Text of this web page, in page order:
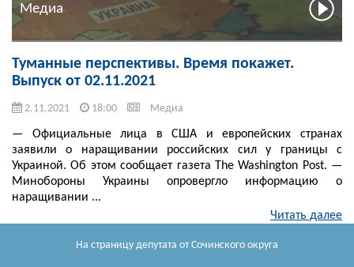
На страницу депутата от Сочинского округа
Медиа
Туманные перспективы. Время покажет.
Выпуск от 02.11.2021
2.11.2021 18:00 Медиа
— Официальные лица в США и европейских странах
заявили о наращивании российских сил у границы с
Украиной. Об этом сообщает газета The Washington Post. —
Минобороны Украины опровергло информацию о
наращивании ...
Читать далее